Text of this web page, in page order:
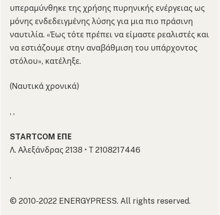
υπεραμύνθηκε της χρήσης πυρηνικής ενέργειας ως
μόνης ενδεδειγμένης λύσης για μια πιο πράσινη
ναυτιλία. «Έως τότε πρέπει να είμαστε ρεαλιστές και
να εστιάζουμε στην αναβάθμιση του υπάρχοντος
στόλου», κατέληξε.
(Ναυτικά χρονικά)
, ,
STARTCOM ΕΠΕ
Λ. Αλεξάνδρας 2138 • Τ 2108217446
,
© 2010-2022 ENERGYPRESS. All rights reserved.